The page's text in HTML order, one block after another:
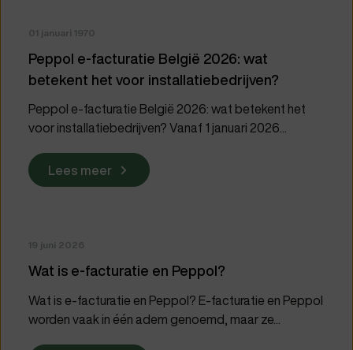
01 januari 1970
Peppol e-facturatie België 2026: wat
betekent het voor installatiebedrijven?
Peppol e-facturatie België 2026: wat betekent het
voor installatiebedrijven? Vanaf 1 januari 2026...
Lees meer
19 juni 2026
Wat is e-facturatie en Peppol?
Wat is e-facturatie en Peppol? E-facturatie en Peppol
worden vaak in één adem genoemd, maar ze...